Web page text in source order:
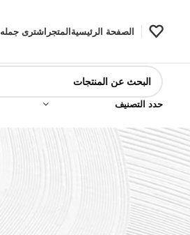
الصفحة الرئيسيةالمتجر اشترى جمله
حدد التصنيف